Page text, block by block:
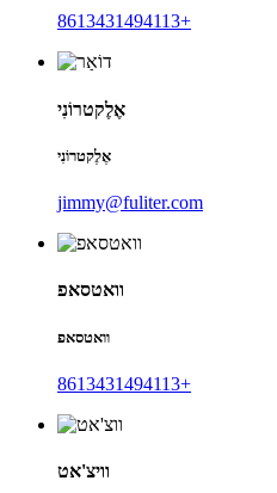
8613431494113+
אֶלֶקטרוֹנִי
אֶלֶקטרוֹנִי
jimmy@fuliter.com
וואטסאפ
וואטסאפ
8613431494113+
וויצ'אט